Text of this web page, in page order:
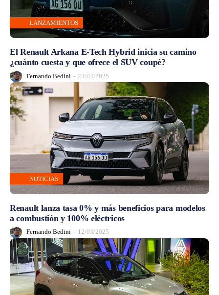
LANZAMIENTOS
El Renault Arkana E-Tech Hybrid inicia su camino
¿cuánto cuesta y que ofrece el SUV coupé?
Fernando Bedini - 23/04/2025
NOTICIAS
Renault lanza tasa 0% y más beneficios para modelos
a combustión y 100% eléctricos
Fernando Bedini - 12/03/2025